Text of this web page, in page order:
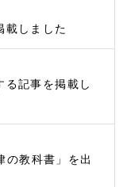
載しました
記事を掲載し
の教科書」を出